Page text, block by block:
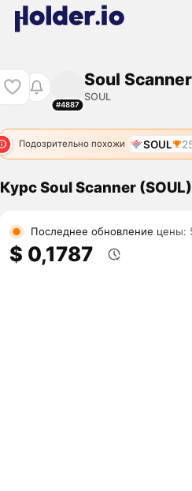
#4887
Soul Scanner
SOUL
Подозрительно похожи SOUL
Курс Soul Scanner (SOUL)
Последнее обновление цены:
$ 0,1787